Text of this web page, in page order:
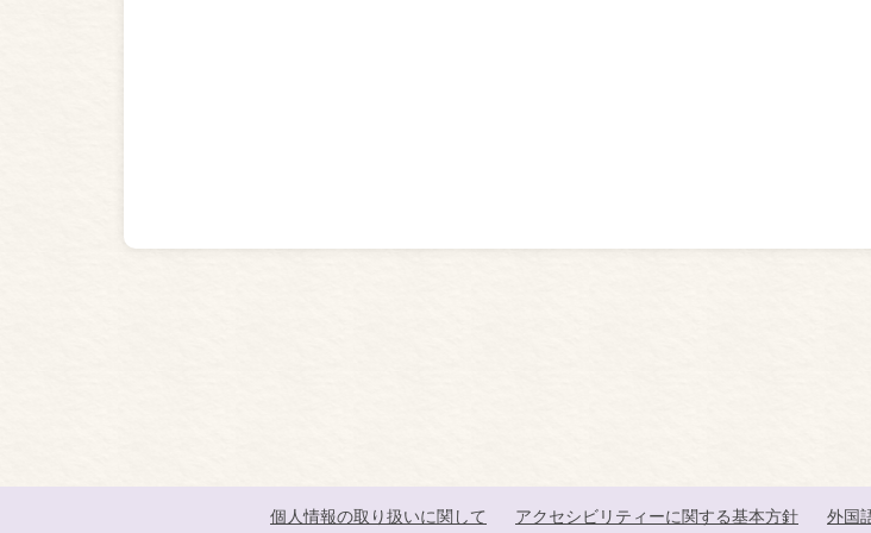
個人情報の取り扱いに関して アクセシビリティーに関する基本方針 外国